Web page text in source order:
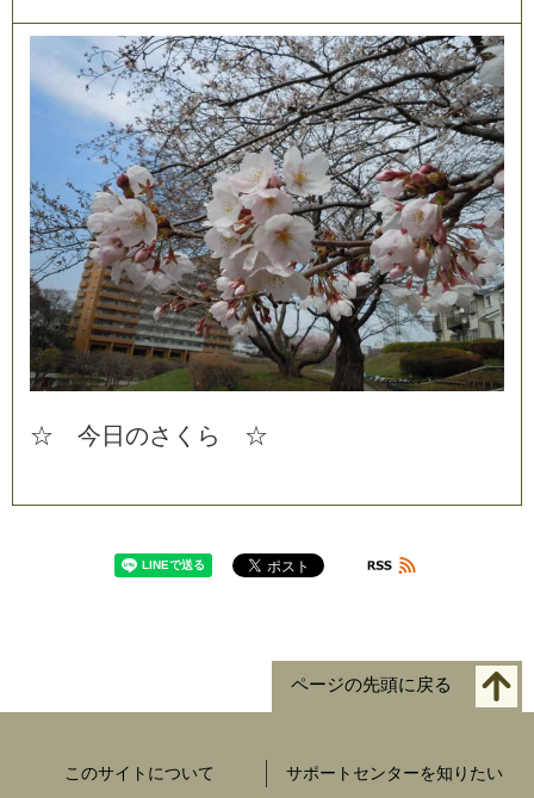
☆ 今 日 のさ く ら ☆
ページの先頭に戻る
このサイトについて サポートセンターを知りたい